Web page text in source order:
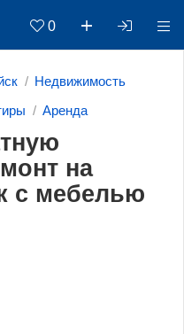
0
Недвижимость
Аренда
на
с мебелью